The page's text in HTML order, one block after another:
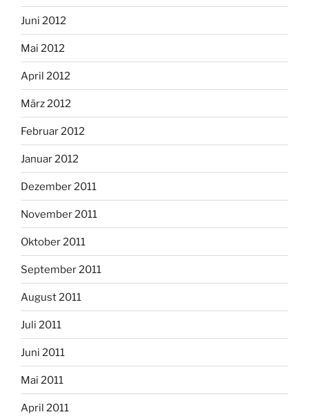
Juni 2012
Mai 2012
April 2012
März 2012
Februar 2012
Januar 2012
Dezember 2011
November 2011
Oktober 2011
September 2011
August 2011
Juli 2011
Juni 2011
Mai 2011
April 2011